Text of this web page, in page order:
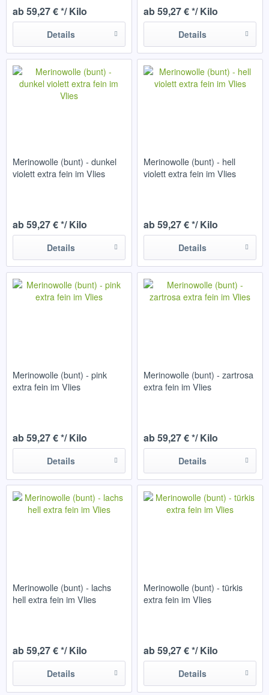
ab 59,27 € */ Kilo
Details
ab 59,27 € */ Kilo
Details
Merinowolle (bunt) - dunkel
violett extra fein im Vlies
ab 59,27 € */ Kilo
Details
Merinowolle (bunt) - hell
violett extra fein im Vlies
ab 59,27 € */ Kilo
Details
Merinowolle (bunt) - pink
extra fein im Vlies
ab 59,27 € */ Kilo
Details
Merinowolle (bunt) - zartrosa
extra fein im Vlies
ab 59,27 € */ Kilo
Details
Merinowolle (bunt) - lachs
hell extra fein im Vlies
ab 59,27 € */ Kilo
Details
Merinowolle (bunt) - türkis
extra fein im Vlies
ab 59,27 € */ Kilo
Details